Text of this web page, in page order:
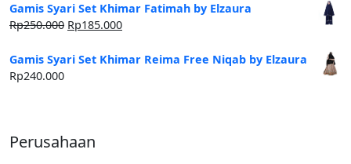
Gamis Syari Set Khimar Fatimah by Elzaura
Rp250.000 Harga
adalah:
Rp185.000Harga
ini
Gamis Syari Set Khimar Reima Free Niqab by Elzaura
Rp240.000
Perusahaan